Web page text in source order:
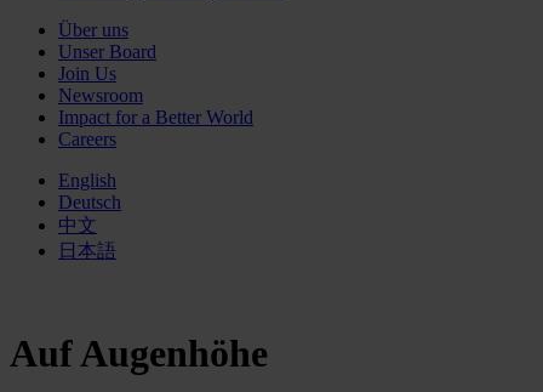
Über uns
Unser Board
Join Us
Newsroom
Impact for a Better World
Careers
English
Deutsch
中文
日本語
Auf Augenhöhe